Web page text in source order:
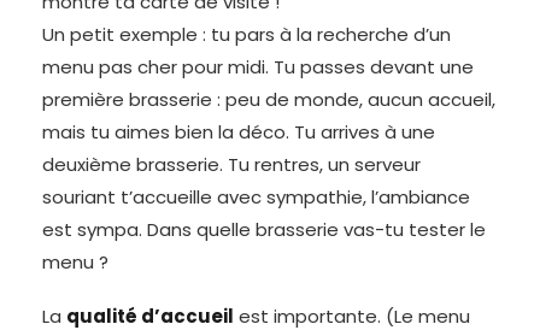
Un petit exemple : tu pars à la recherche d’un
menu pas cher pour midi. Tu passes devant une
première brasserie : peu de monde, aucun accueil,
mais tu aimes bien la déco. Tu arrives à une
deuxième brasserie. Tu rentres, un serveur
souriant t’accueille avec sympathie, l’ambiance
est sympa. Dans quelle brasserie vas-tu tester le
menu ?
La qualité d’accueil est importante. (Le menu